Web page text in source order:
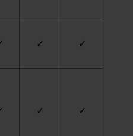
✓ ✓
✓ ✓